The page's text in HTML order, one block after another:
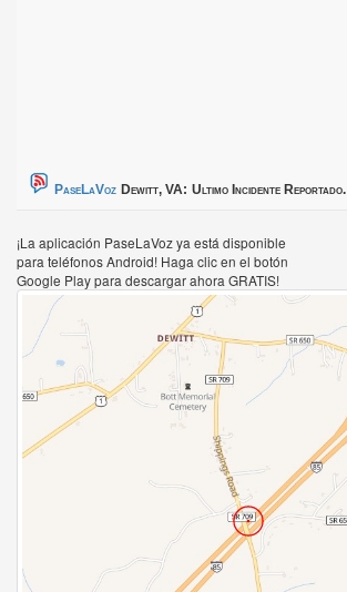
PaseLaVoz Dewitt, VA: Ultimo Incidente Reportado.
¡La aplicación PaseLaVoz ya está disponible
para teléfonos Android! Haga clic en el botón
Google Play para descargar ahora GRATIS!